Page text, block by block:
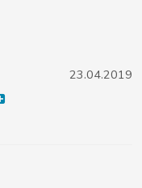
23.04.2019